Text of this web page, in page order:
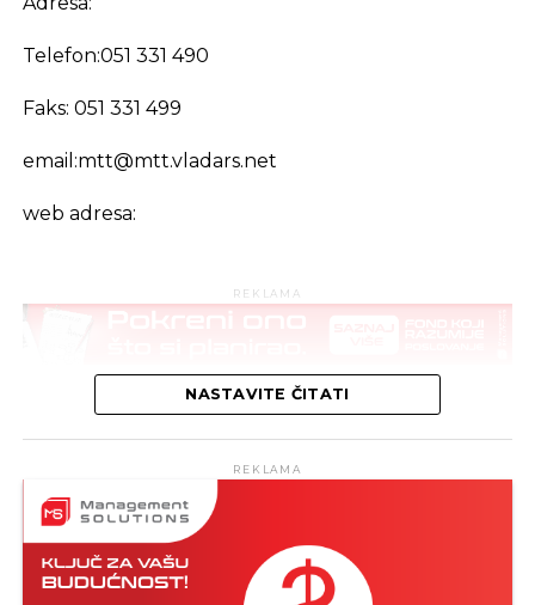
Telefon:051 331 490
Faks: 051 331 499
email:mtt@mtt.vladars.net
web adresa:
REKLAMA
NASTAVITE ČITATI
REKLAMA